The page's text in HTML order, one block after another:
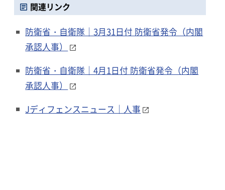
関連リンク
防衛省・自衛隊｜3月31日付 防衛省発令（内閣
承認人事）
防衛省・自衛隊｜4月1日付 防衛省発令（内閣
承認人事）
Jディフェンスニュース｜人事